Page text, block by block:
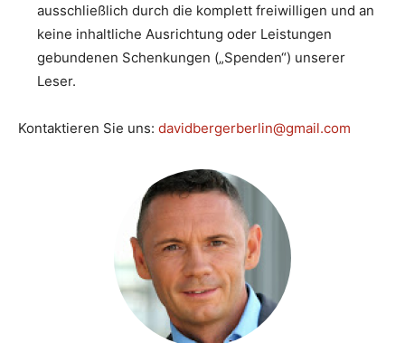
ausschließlich durch die komplett freiwilligen und an
keine inhaltliche Ausrichtung oder Leistungen
gebundenen Schenkungen („Spenden“) unserer
Leser.
Kontaktieren Sie uns: davidbergerberlin@gmail.com